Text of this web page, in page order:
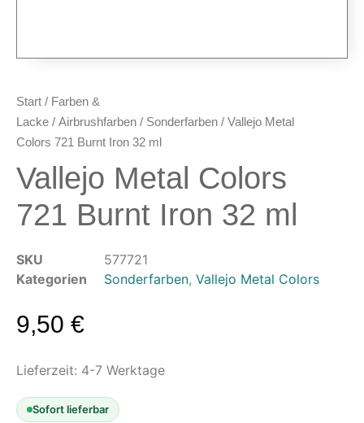
Kompressoren
Schläuche & Kupplungen
Anschlüsse & Verschraubungen
Werkzeuge & Malzubehör
Pinsel & Stifte
Radierer & Schneidewerkzeuge
Plotter & Zubehör
Untergründe & Papier
Bearbeitung
Spachtelmasse & Sprühspachtel
Start / Farben &
Lacke / Airbrushfarben / Sonderfarben / Vallejo Metal
Colors 721 Burnt Iron 32 ml
Vallejo Metal Colors
721 Burnt Iron 32 ml
SKU
577721
Kategorien
Sonderfarben, Vallejo Metal Colors
9,50 €
Lieferzeit: 4-7 Werktage
Sofort lieferbar